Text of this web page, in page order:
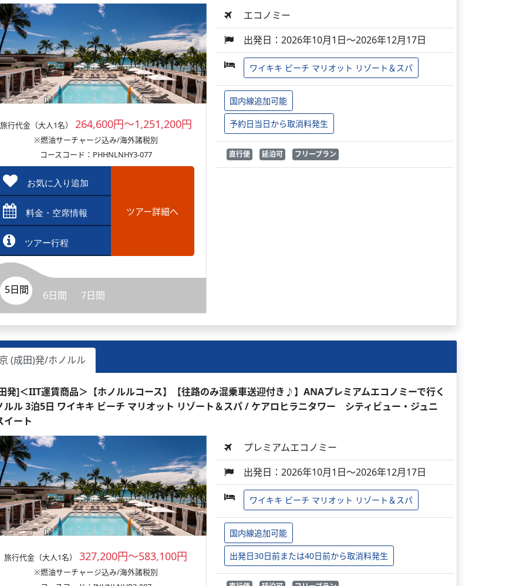
旅行代金（大人1名） 264,600円～1,251,200円
※燃油サーチャージ込み/海外諸税別
コースコード：PHHNLNHY3-077
お気に入り追加
料金・空席情報
ツアー行程
ツアー詳細へ
5日間 6日間 7日間
エコノミー
出発日：2026年10月1日～2026年12月17日
ワイキキ ビーチ マリオット リゾート＆スパ
国内線追加可能
予約日当日から取消料発生
直行便 延泊可 フリープラン
(成田)発/ホノルル
発]＜IIT運賃商品＞【ホノルルコース】【往路のみ混乗車送迎付き♪】ANAプレミアムエコノミーで行く
ルル 3泊5日 ワイキキ ビーチ マリオット リゾート＆スパ / ケアロヒラニタワー シティビュー・ジュニ
イート
旅行代金（大人1名） 327,200円～583,100円
※燃油サーチャージ込み/海外諸税別
プレミアムエコノミー
出発日：2026年10月1日～2026年12月17日
ワイキキ ビーチ マリオット リゾート＆スパ
国内線追加可能
出発日30日前または40日前から取消料発生